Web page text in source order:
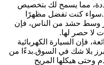
مما يسمح لك بتخصيص
كنت تفضل مظهرًا
يبرز وسط حشد من الناس، فإن
لا حصر لها.
فإن السيارة الكهربائية
سعة 350 سي سي تبرز بلا شك في السوق.بدءًا من
وحتى هيكلها المريح